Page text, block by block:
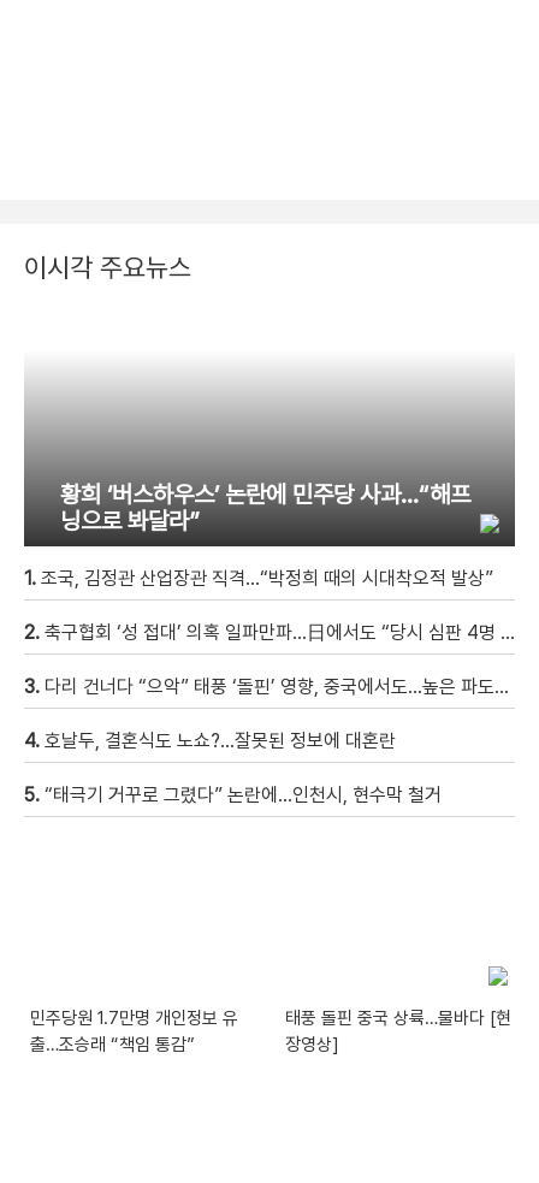
이시각 주요뉴스
황희 ‘버스하우스’ 논란에 민주당 사과…“해프
닝으로 봐달라”
1. 조국, 김정관 산업장관 직격…“박정희 때의 시대착오적 발상”
2. 축구협회 ‘성 접대’ 의혹 일파만파…日에서도 “당시 심판 4명 조사 착수”
3. 다리 건너다 “으악” 태풍 ‘돌핀’ 영향, 중국에서도…높은 파도에 휩쓸려 9세 아이 실종 [현장영상]
4. 호날두, 결혼식도 노쇼?…잘못된 정보에 대혼란
5. “태극기 거꾸로 그렸다” 논란에…인천시, 현수막 철거
민주당원 1.7만명 개인정보 유
출…조승래 “책임 통감”
태풍 돌핀 중국 상륙…물바다 [현
장영상]